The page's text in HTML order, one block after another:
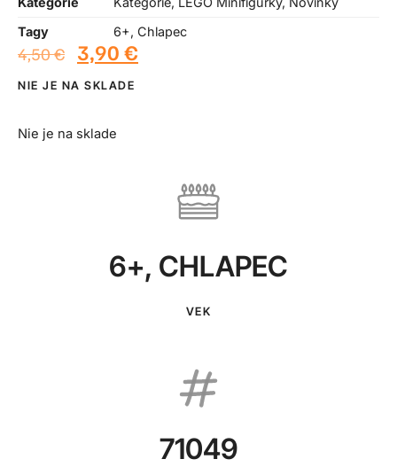
Tagy
6+, Chlapec
4,50€ 3,90 €
NIE JE NA SKLADE
Nie je na sklade
6+, CHLAPEC
VEK
71049